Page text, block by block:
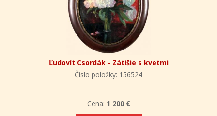
Ľudovít Csordák - Zátišie s kvetmi
Číslo položky: 156524
Cena: 1 200 €